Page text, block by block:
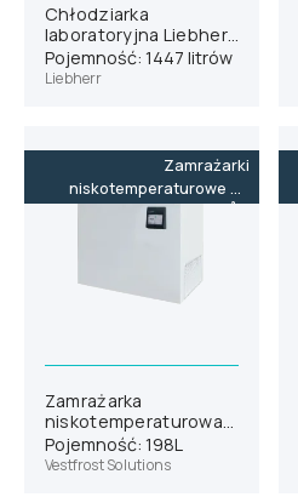
Chłodziarka
laboratoryjna Liebherr
SRPvh 1412
Pojemność: 1447 litrów
Liebherr
Zamrażarki
niskotemperaturowe do
-86˚C
Zamrażarka
niskotemperaturowa
Vestfrost ULTF-C198i
Pojemność: 198L
Vestfrost Solutions